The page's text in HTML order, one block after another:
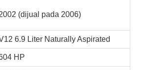
(dijual pada 2006)
6.9 Liter Naturally Aspirated
HP